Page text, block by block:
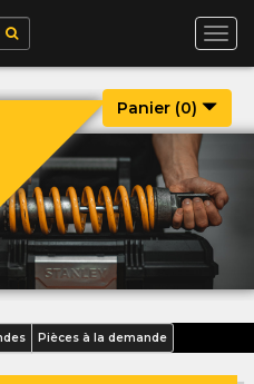
Panier (0)
Pièces à la demande